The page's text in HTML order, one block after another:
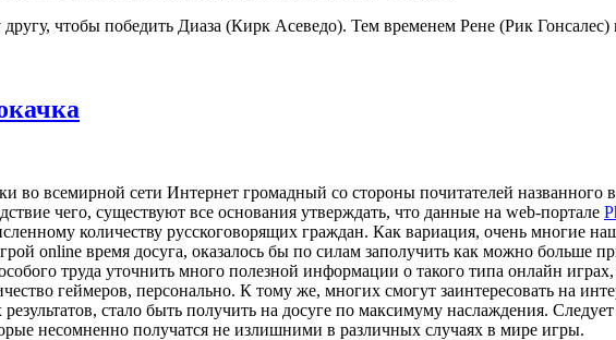
чтобы победить Диаза (Кирк Асеведо). Тем временем Рене (Рик Гонсалес)
во всемирной сети Интернет громадный со стороны почитателей названного
чего, существуют все основания утверждать, что данные на web-портале
количеству русскоговорящих граждан. Как вариация, очень многие
online время досуга, оказалось бы по силам заполучить как можно больше
труда уточнить много полезной информации о такого типа онлайн
геймеров, персонально. К тому же, многих смогут заинтересовать на
стало быть получить на досуге по максимуму наслаждения.
несомненно получатся не излишними в различных случаях в мире игры.